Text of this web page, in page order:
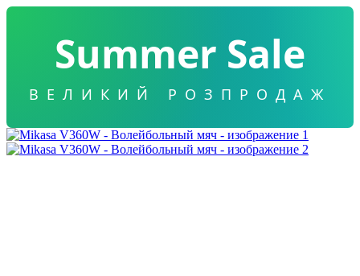
Summer Sale
ВЕЛИКИЙ РОЗПРОДАЖ